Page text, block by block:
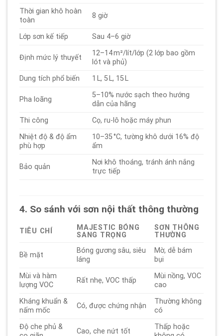
Thời gian khô hoàn
toàn
8 giờ
Lớp sơn kế tiếp Sau 4–6 giờ
Định mức lý thuyết
12–14 m²/lít/lớp (2 lớp bao gồm
lót và phủ)
Dung tích phổ biến
1 L, 5 L, 15 L
Pha loãng
5–10% nước sạch theo hướng
dẫn của hãng
Thi công
Cọ, ru-lô hoặc máy phun
Nhiệt độ & độ ẩm
phù hợp
10–35 °C, tường khô dưới 16% độ
ẩm
Bảo quản
Nơi khô thoáng, tránh ánh nắng
trực tiếp
4. So sánh với sơn nội thất thông thường
TIÊU CHÍ
MAJESTIC BÓNG
SANG TRỌNG
SƠN THÔNG
THƯỜNG
Bề mặt
Bóng gương sâu, siêu
láng
Mờ, dễ bám
bụi
Mùi và hàm
lượng VOC
Rất nhẹ, VOC thấp
Mùi nồng, VOC
cao
Kháng khuẩn &
nấm mốc
Có, được chứng nhận
Thường không
có
Độ che phủ &
Cao, che nứt tốt
Thấp hoặc